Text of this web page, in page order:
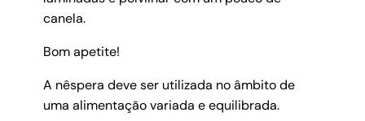
canela.
Bom apetite!
A nêspera deve ser utilizada no âmbito de
uma alimentação variada e equilibrada.